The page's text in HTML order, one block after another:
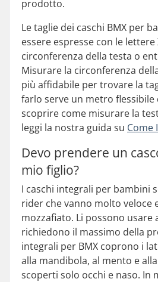
prodotto.
Le taglie dei caschi BMX per
essere espresse con le lettere
circonferenza della testa o
Misurare la circonferenza
più affidabile per trovare la
farlo serve un metro flessibile
scoprire come misurare la
leggi la nostra guida su Come
Devo prendere un
mio figlio?
I caschi integrali per bambini
rider che vanno molto veloce
mozzafiato. Li possono usare
richiedono il massimo della
integrali per BMX coprono i
alla mandibola, al mento e
scoperti solo occhi e naso. In